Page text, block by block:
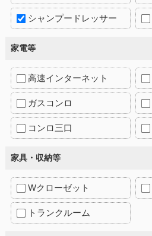
シャンプードレッサー
家電等
高速インターネット
ガスコンロ
コンロ三口
家具・収納等
Wクローゼット
トランクルーム